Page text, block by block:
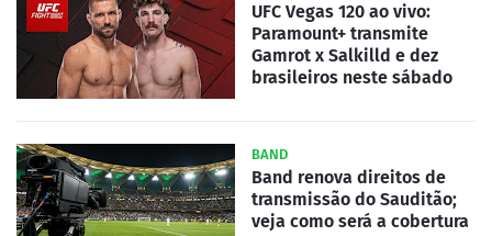
UFC Vegas 120 ao vivo:
Paramount+ transmite
Gamrot x Salkilld e dez
brasileiros neste sábado
BAND
Band renova direitos de
transmissão do Sauditão;
veja como será a cobertura